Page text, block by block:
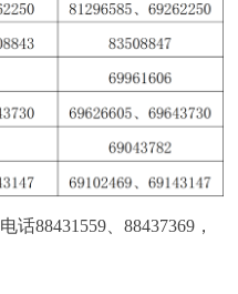
88431559、88437369，